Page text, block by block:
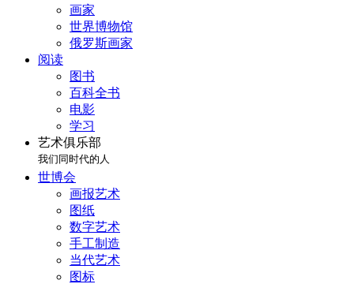
画家
世界博物馆
俄罗斯画家
阅读
图书
百科全书
电影
学习
艺术俱乐部
我们同时代的人
世博会
画报艺术
图纸
数字艺术
手工制造
当代艺术
图标